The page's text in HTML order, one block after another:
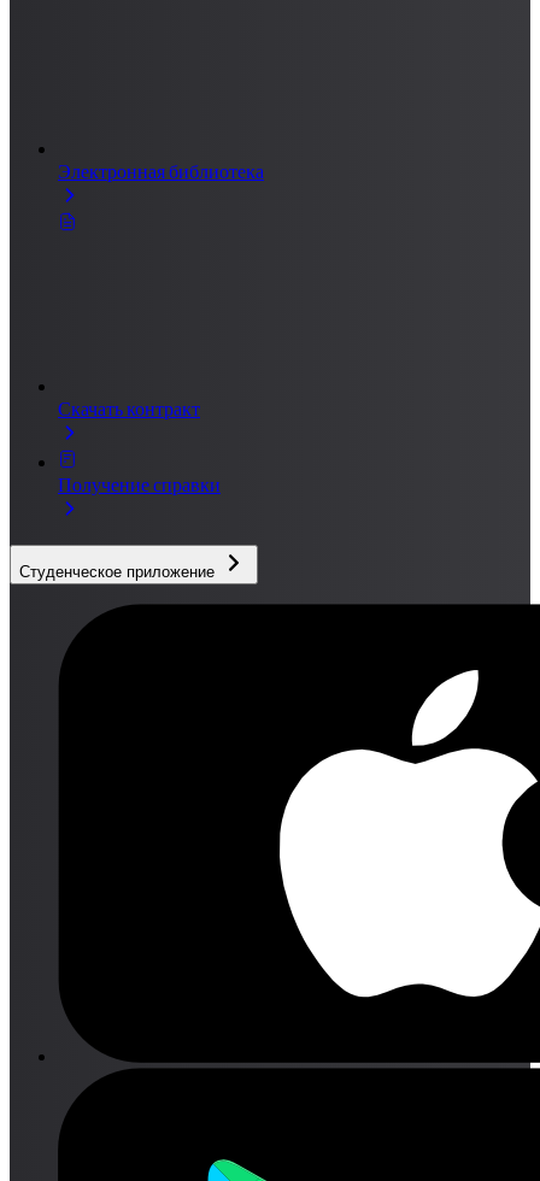
Электронная библиотека
Скачать контракт
Получение справки
Студенческое приложение